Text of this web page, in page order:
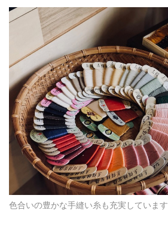
色合いの豊かな手縫い糸も充実しています